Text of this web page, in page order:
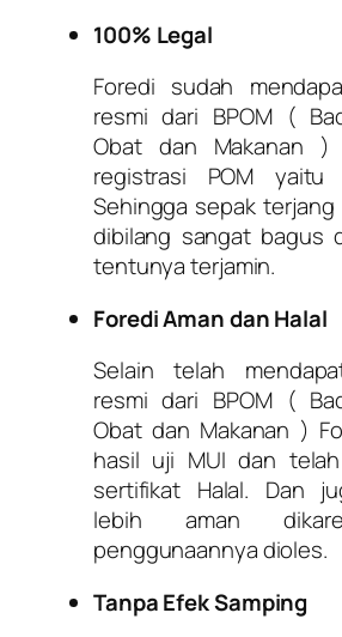
100% Legal
Foredi sudah
resmi dari BPOM (
Obat dan Makanan )
registrasi POM yaitu
Sehingga sepak
dibilang sangat bagus
tentunya terjamin.
Foredi Aman dan Halal
Selain telah
resmi dari BPOM (
Obat dan Makanan )
hasil uji MUI dan
sertifikat Halal. Dan
lebih aman
penggunaannya dioles.
Tanpa Efek Samping